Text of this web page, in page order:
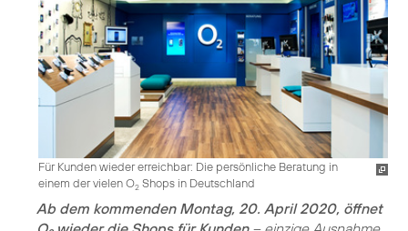
Für Kunden wieder erreichbar: Die persönliche Beratung in
einem der vielen O2 Shops in Deutschland
Ab dem kommenden Montag, 20. April 2020, öffnet